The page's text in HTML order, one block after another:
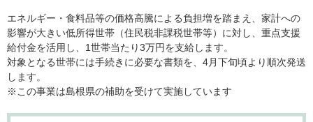
エネルギー・食料品等の価格高騰による負担増を踏まえ、家計への
影響が大きい低所得世帯（住民税非課税世帯等）に対し、重点支援
給付金を活用し、1世帯当たり3万円を支給します。
対象となる世帯には手続きに必要な書類を、4月下旬頃より順次発送
します。
※この事業は島根県の補助を受けて実施しています